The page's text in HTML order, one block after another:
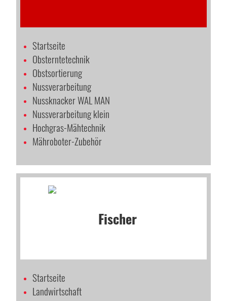
Startseite
Obsterntetechnik
Obstsortierung
Nussverarbeitung
Nussknacker WAL MAN
Nussverarbeitung klein
Hochgras-Mähtechnik
Mähroboter-Zubehör
Startseite
Landwirtschaft